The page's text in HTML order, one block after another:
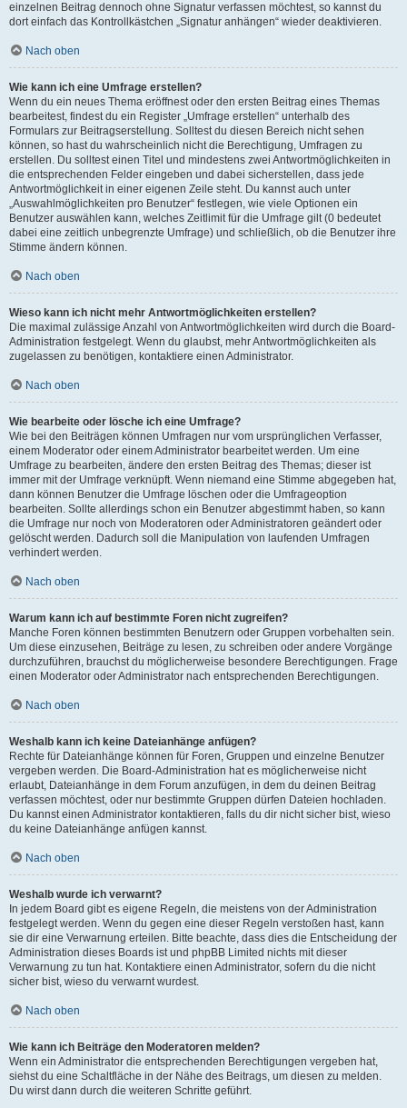
einzelnen Beitrag dennoch ohne Signatur verfassen möchtest, so kannst du
dort einfach das Kontrollkästchen „Signatur anhängen“ wieder deaktivieren.
Nach oben
Wie kann ich eine Umfrage erstellen?
Wenn du ein neues Thema eröffnest oder den ersten Beitrag eines Themas
bearbeitest, findest du ein Register „Umfrage erstellen“ unterhalb des
Formulars zur Beitragserstellung. Solltest du diesen Bereich nicht sehen
können, so hast du wahrscheinlich nicht die Berechtigung, Umfragen zu
erstellen. Du solltest einen Titel und mindestens zwei Antwortmöglichkeiten in
die entsprechenden Felder eingeben und dabei sicherstellen, dass jede
Antwortmöglichkeit in einer eigenen Zeile steht. Du kannst auch unter
„Auswahlmöglichkeiten pro Benutzer“ festlegen, wie viele Optionen ein
Benutzer auswählen kann, welches Zeitlimit für die Umfrage gilt (0 bedeutet
dabei eine zeitlich unbegrenzte Umfrage) und schließlich, ob die Benutzer ihre
Stimme ändern können.
Nach oben
Wieso kann ich nicht mehr Antwortmöglichkeiten erstellen?
Die maximal zulässige Anzahl von Antwortmöglichkeiten wird durch die Board-
Administration festgelegt. Wenn du glaubst, mehr Antwortmöglichkeiten als
zugelassen zu benötigen, kontaktiere einen Administrator.
Nach oben
Wie bearbeite oder lösche ich eine Umfrage?
Wie bei den Beiträgen können Umfragen nur vom ursprünglichen Verfasser,
einem Moderator oder einem Administrator bearbeitet werden. Um eine
Umfrage zu bearbeiten, ändere den ersten Beitrag des Themas; dieser ist
immer mit der Umfrage verknüpft. Wenn niemand eine Stimme abgegeben hat,
dann können Benutzer die Umfrage löschen oder die Umfrageoption
bearbeiten. Sollte allerdings schon ein Benutzer abgestimmt haben, so kann
die Umfrage nur noch von Moderatoren oder Administratoren geändert oder
gelöscht werden. Dadurch soll die Manipulation von laufenden Umfragen
verhindert werden.
Nach oben
Warum kann ich auf bestimmte Foren nicht zugreifen?
Manche Foren können bestimmten Benutzern oder Gruppen vorbehalten sein.
Um diese einzusehen, Beiträge zu lesen, zu schreiben oder andere Vorgänge
durchzuführen, brauchst du möglicherweise besondere Berechtigungen. Frage
einen Moderator oder Administrator nach entsprechenden Berechtigungen.
Nach oben
Weshalb kann ich keine Dateianhänge anfügen?
Rechte für Dateianhänge können für Foren, Gruppen und einzelne Benutzer
vergeben werden. Die Board-Administration hat es möglicherweise nicht
erlaubt, Dateianhänge in dem Forum anzufügen, in dem du deinen Beitrag
verfassen möchtest, oder nur bestimmte Gruppen dürfen Dateien hochladen.
Du kannst einen Administrator kontaktieren, falls du dir nicht sicher bist, wieso
du keine Dateianhänge anfügen kannst.
Nach oben
Weshalb wurde ich verwarnt?
In jedem Board gibt es eigene Regeln, die meistens von der Administration
festgelegt werden. Wenn du gegen eine dieser Regeln verstoßen hast, kann
sie dir eine Verwarnung erteilen. Bitte beachte, dass dies die Entscheidung der
Administration dieses Boards ist und phpBB Limited nichts mit dieser
Verwarnung zu tun hat. Kontaktiere einen Administrator, sofern du die nicht
sicher bist, wieso du verwarnt wurdest.
Nach oben
Wie kann ich Beiträge den Moderatoren melden?
Wenn ein Administrator die entsprechenden Berechtigungen vergeben hat,
siehst du eine Schaltfläche in der Nähe des Beitrags, um diesen zu melden.
Du wirst dann durch die weiteren Schritte geführt.